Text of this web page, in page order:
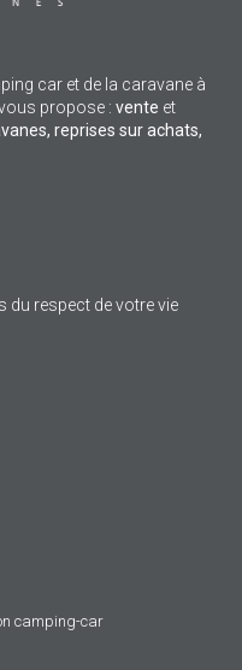
car et de la caravane à
propose : vente et
reprises sur achats,
respect de votre vie
camping-car